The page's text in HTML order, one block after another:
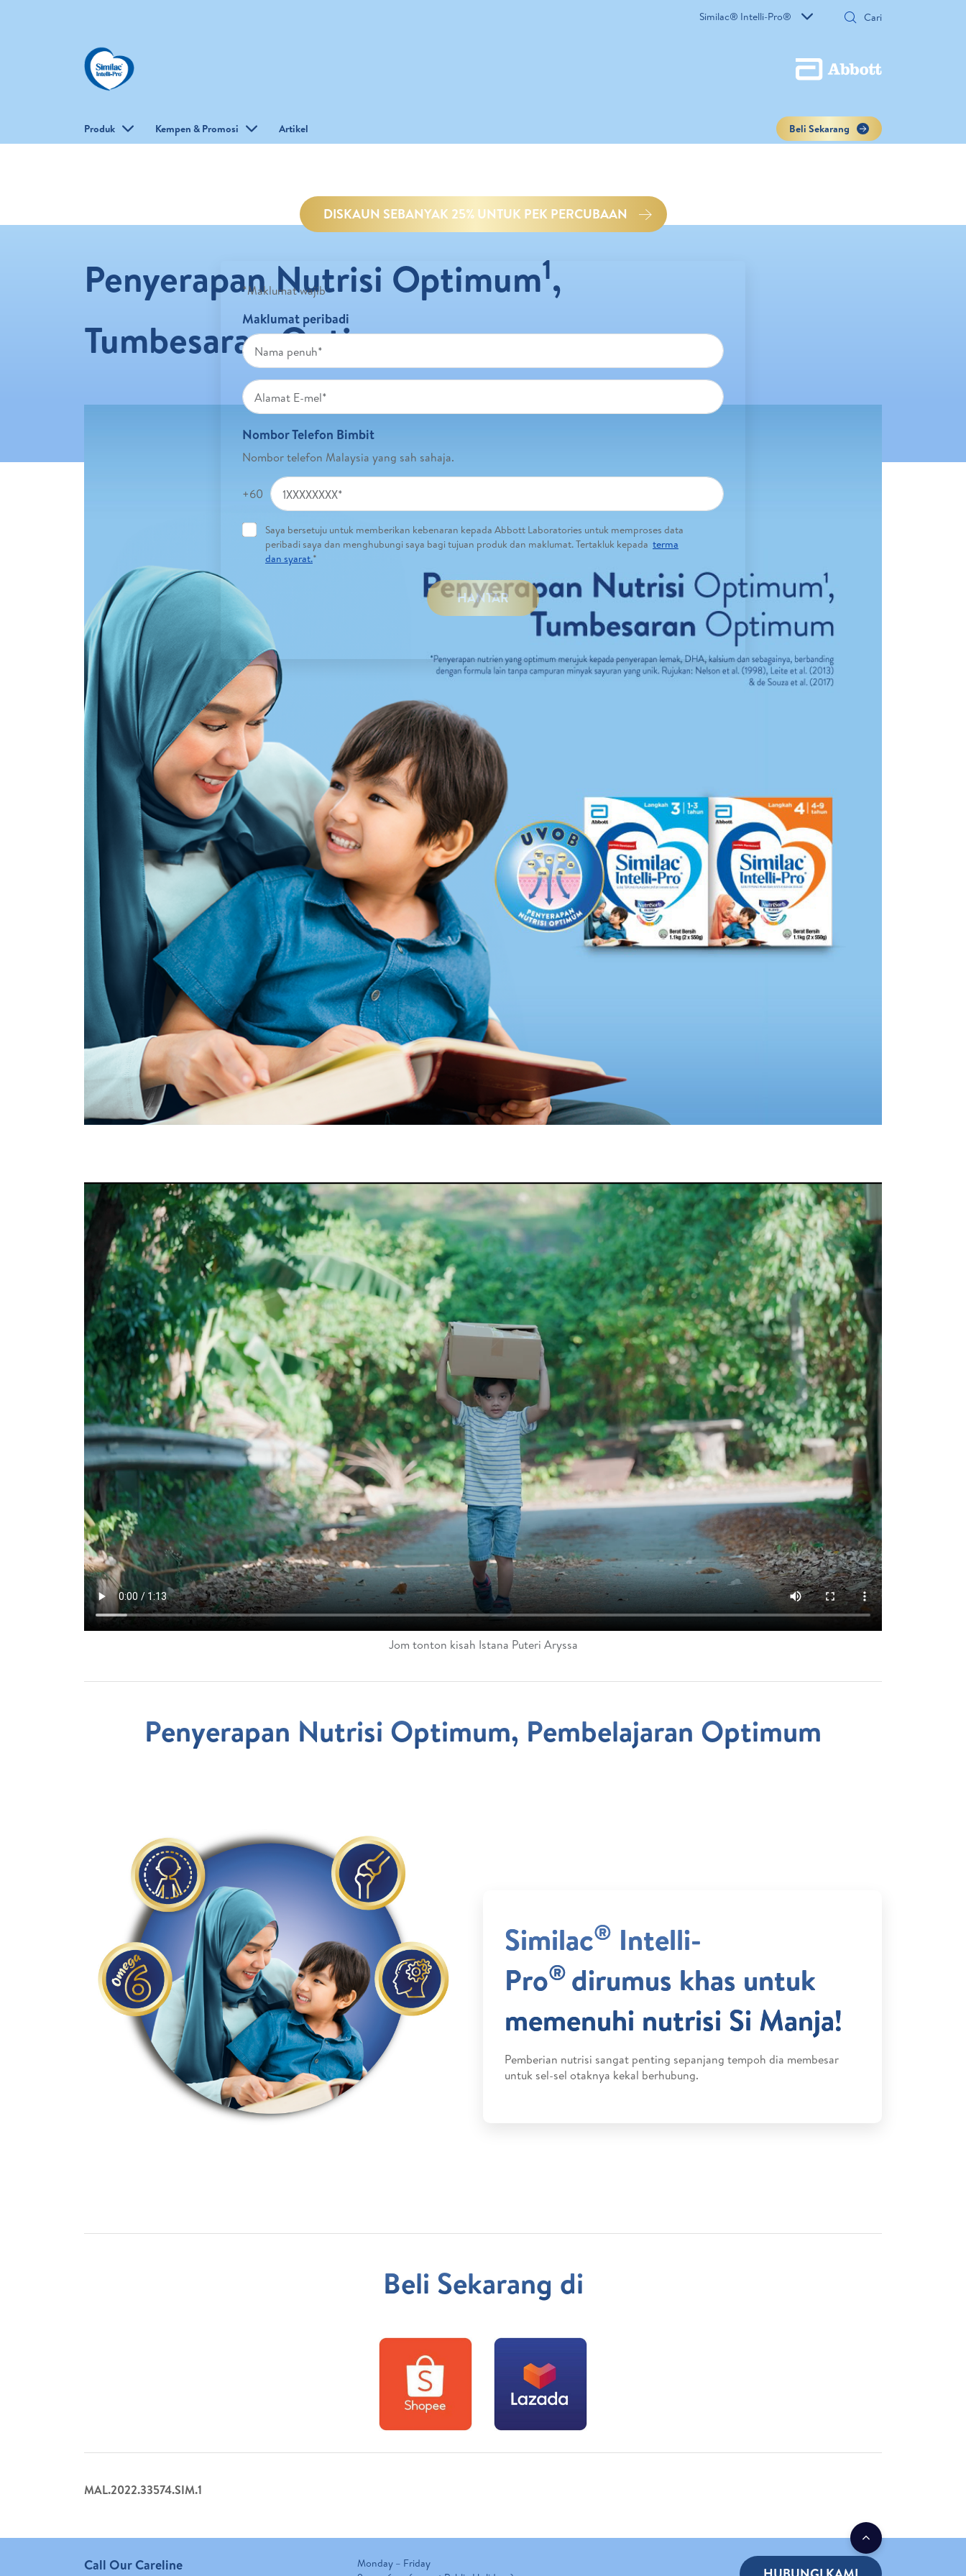
Similac® Intelli-Pro®
Produk Kempen & Promosi Artikel Beli Sekarang
DISKAUN SEBANYAK 25% UNTUK PEK PERCUBAAN
*Maklumat wajib
Maklumat peribadi
Nombor Telefon Bimbit
Nombor telefon Malaysia yang sah sahaja.
+60
Saya bersetuju untuk memberikan kebenaran kepada Abbott Laboratories untuk memproses data
peribadi saya dan menghubungi saya bagi tujuan produk dan maklumat. Tertakluk kepada terma
dan syarat.*
HANTAR
Penyerapan Nutrisi Optimum1,
Tumbesaran Optimum
Jom tonton kisah Istana Puteri Aryssa
Penyerapan Nutrisi Optimum, Pembelajaran Optimum
Similac® Intelli-
Pro® dirumus khas untuk
memenuhi nutrisi Si Manja!
Pemberian nutrisi sangat penting sepanjang tempoh dia membesar
untuk sel-sel otaknya kekal berhubung.
Beli Sekarang di
MAL.2022.33574.SIM.1
Call Our Careline
Monday – Friday